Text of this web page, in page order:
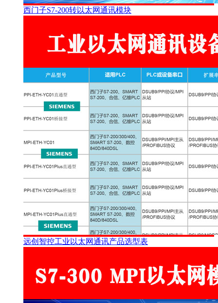
西门子S7-200转以太网通讯模块
远创智控工业以太网通讯产品选型表